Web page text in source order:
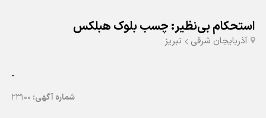
استحکام بی‌نظیر: چسب بلوک هبلکس
آذربایجان شرقی تبريز
-
شماره آگهی: 23100